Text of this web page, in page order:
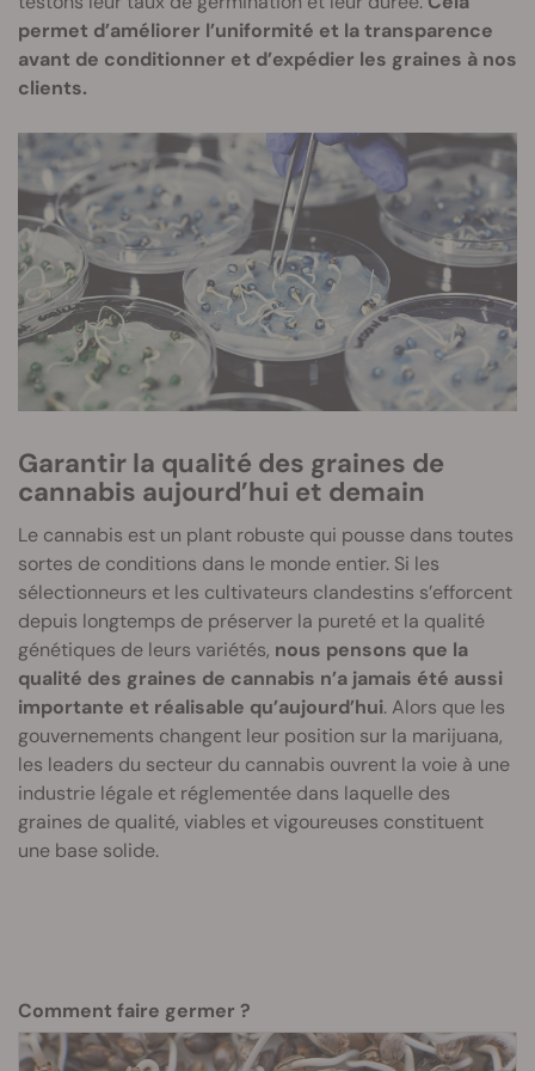
permet d’améliorer l’uniformité et la transparence
avant de conditionner et d’expédier les graines à nos
clients.
Garantir la qualité des graines de
cannabis aujourd’hui et demain
Le cannabis est un plant robuste qui pousse dans toutes
sortes de conditions dans le monde entier. Si les
sélectionneurs et les cultivateurs clandestins s’efforcent
depuis longtemps de préserver la pureté et la qualité
génétiques de leurs variétés, nous pensons que la
qualité des graines de cannabis n’a jamais été aussi
importante et réalisable qu’aujourd’hui. Alors que les
gouvernements changent leur position sur la marijuana,
les leaders du secteur du cannabis ouvrent la voie à une
industrie légale et réglementée dans laquelle des
graines de qualité, viables et vigoureuses constituent
une base solide.
Comment faire germer ?